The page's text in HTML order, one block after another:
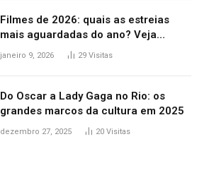
Filmes de 2026: quais as estreias
mais aguardadas do ano? Veja
principais lançamentos do cinema
janeiro 9, 2026 29 Visitas
Do Oscar a Lady Gaga no Rio: os
grandes marcos da cultura em 2025
dezembro 27, 2025 20 Visitas